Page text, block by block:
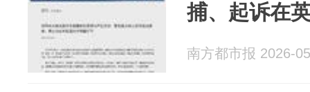
捕、起诉在
南方都市报 2026-